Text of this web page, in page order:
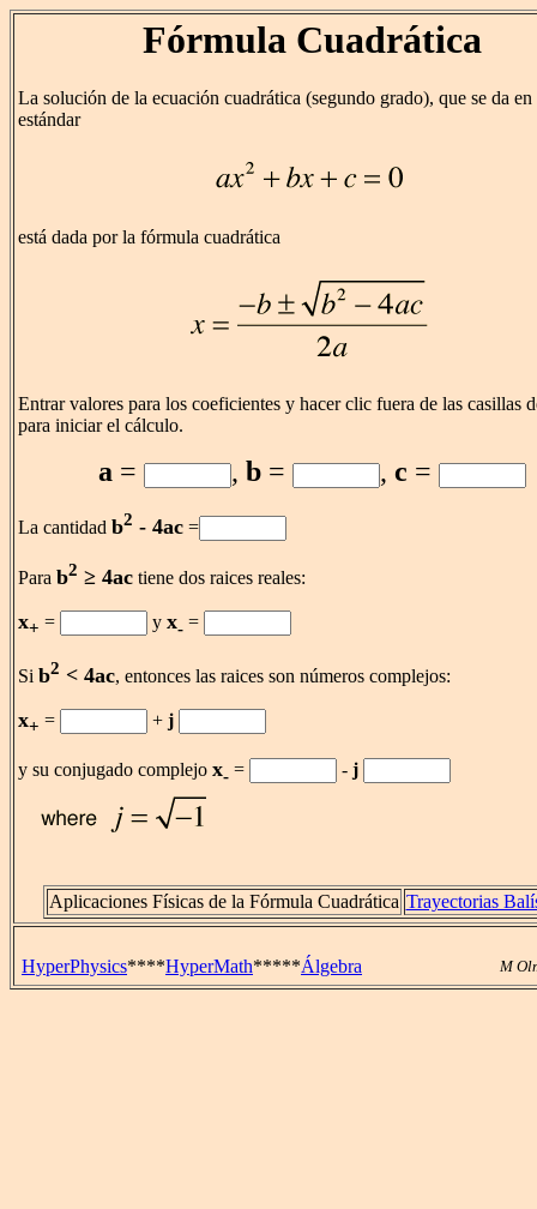
Fórmula Cuadrática
La solución de la ecuación cuadrática (segundo grado), que se da
estándar
está dada por la fórmula cuadrática
Entrar valores para los coeficientes y hacer clic fuera de las casillas
para iniciar el cálculo.
a= , b= , c =
La cantidad b2 - 4ac =
Para b2 ≥ 4ac tiene dos raices reales:
x+ = y x- =
Si b2 < 4ac, entonces las raices son números complejos:
x+ = + j
y su conjugado complejo x- = - j
Aplicaciones Físicas de la Fórmula Cuadrática Trayectorias
HyperPhysics****HyperMath*****Álgebra M